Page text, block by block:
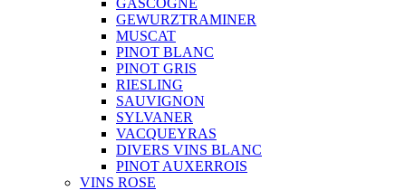
GEWURZTRAMINER
MUSCAT
PINOT BLANC
PINOT GRIS
RIESLING
SAUVIGNON
SYLVANER
VACQUEYRAS
DIVERS VINS BLANC
PINOT AUXERROIS
VINS ROSE